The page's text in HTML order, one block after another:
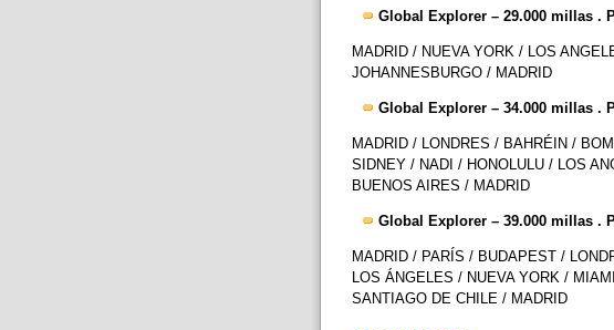
Global Explorer – 29.000 millas .
MADRID / NUEVA YORK / LOS
JOHANNESBURGO / MADRID
Global Explorer – 34.000 millas .
MADRID / LONDRES / BAHRÉIN /
SIDNEY / NADI / HONOLULU / LOS
BUENOS AIRES / MADRID
Global Explorer – 39.000 millas .
MADRID / PARÍS / BUDAPEST /
LOS ÁNGELES / NUEVA YORK /
SANTIAGO DE CHILE / MADRID